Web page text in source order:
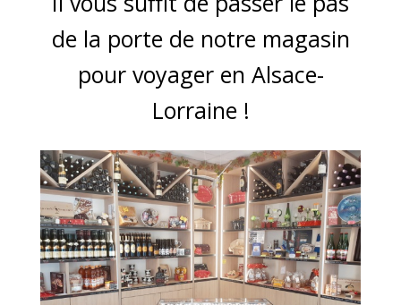
de la porte de notre magasin
pour voyager en Alsace-
Lorraine !